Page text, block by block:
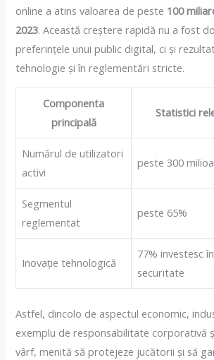
online a atins valoarea de peste 100
2023. Această creștere rapidă nu a fost
preferințele unui public digital, ci și
tehnologie și în reglementări stricte.
Componenta
principală
Statistici
Numărul de utilizatori
activi
peste 300
Segmentul
reglementat
peste 65%
Inovație tehnologică
77% investesc
securitate
Astfel, dincolo de aspectul economic,
exemplu de responsabilitate corporativă
vârf, menită să protejeze jucătorii și să